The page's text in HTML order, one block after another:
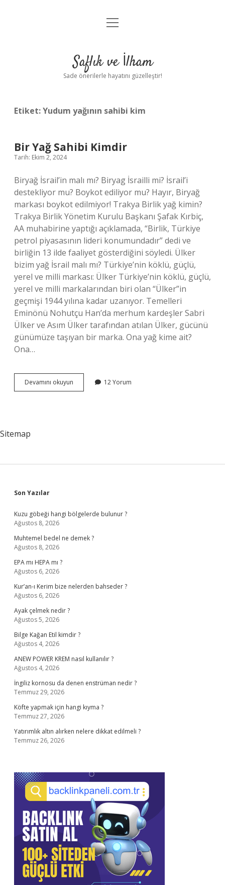
Anasayfa
Yasal Uyarı
menüyü
Saflık ve İlham
Sade önerilerle hayatını güzelleştir!
Etiket:Yudum yağının sahibi kim
Bir Yağ Sahibi Kimdir
Tarih: Ekim 2, 2024
Biryağ İsrail’in malı mı? Biryag İsrailli mi? İsrail’i
destekliyor mu? Boykot ediliyor mu? Hayır, Biryağ
markası boykot edilmiyor! Trakya Birlik yağ kimin?
Trakya Birlik Yönetim Kurulu Başkanı Şafak Kırbiç,
AA muhabirine yaptığı açıklamada, “Birlik, Türkiye
petrol piyasasının lideri konumundadır” dedi ve
birliğin 13 ilde faaliyet gösterdiğini söyledi. Ülker
bizim yağ İsrail malı mı? Türkiye’nin köklü, güçlü,
yerel ve milli markası: Ülker Türkiye’nin köklü, güçlü,
yerel ve milli markalarından biri olan “Ülker”in
geçmişi 1944 yılına kadar uzanıyor. Temelleri
Eminönü Nohutçu Han’da merhum kardeşler Sabri
Ülker ve Asım Ülker tarafından atılan Ülker, gücünü
günümüze taşıyan bir marka. Ona yağ kime ait?
Ona…
Devamını okuyun
Yağ
12 Yorum
Sitemap
Sidebar
Son Yazılar
Kuzu göbeği hangi bölgelerde bulunur ?
Ağustos 8, 2026
Muhtemel bedel ne demek ?
Ağustos 8, 2026
EPA mı HEPA mı ?
Ağustos 6, 2026
Kur’an-ı Kerim bize nelerden bahseder ?
Ağustos 6, 2026
Ayak çelmek nedir ?
Ağustos 5, 2026
Bilge Kağan Etil kimdir ?
Ağustos 4, 2026
ANEW POWER KREM nasıl kullanılır ?
Ağustos 4, 2026
İngiliz kornosu da denen enstrüman nedir ?
Temmuz 29, 2026
Köfte yapmak için hangi kıyma ?
Temmuz 27, 2026
Yatırımlık altın alırken nelere dikkat edilmeli ?
Temmuz 26, 2026